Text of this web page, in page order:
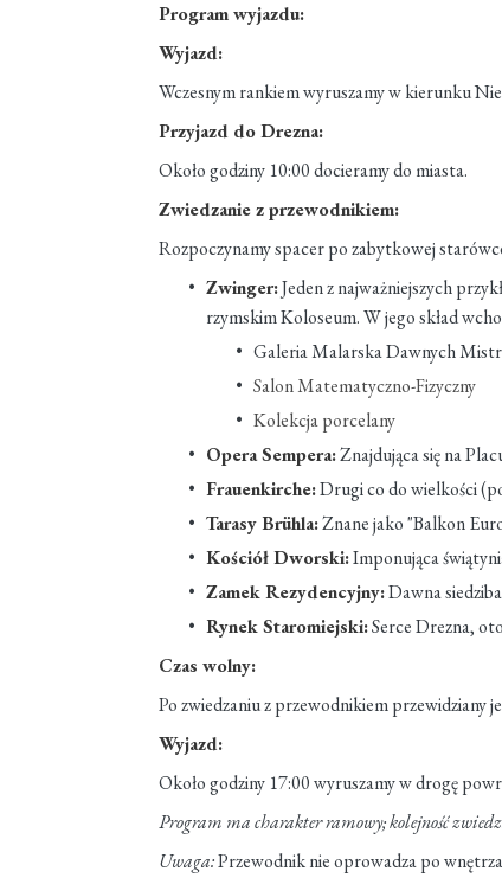
Program wyjazdu:
Wyjazd:
Wczesnym rankiem wyruszamy w kierunku
Przyjazd do Drezna:
Około godziny 10:00 docieramy do miasta.
Zwiedzanie z przewodnikiem:
Rozpoczynamy spacer po zabytkowej
Zwinger:Jeden z najważniejszych
rzymskim Koloseum. W jego skład
Galeria Malarska Dawnych
Salon Matematyczno-Fizyczny
Kolekcja porcelany
Opera Sempera:Znajdująca się na
Frauenkirche:Drugi co do wielkości
Tarasy Brühla:Znane jako "Balkon
Kościół Dworski:Imponująca
Zamek Rezydencyjny:Dawna
Rynek Staromiejski:Serce Drezna,
Czas wolny:
Po zwiedzaniu z przewodnikiem przewidziany
Wyjazd:
Około godziny 17:00 wyruszamy w drogę
Program ma charakter ramowy; kolejność
Uwaga:Przewodnik nie oprowadza po